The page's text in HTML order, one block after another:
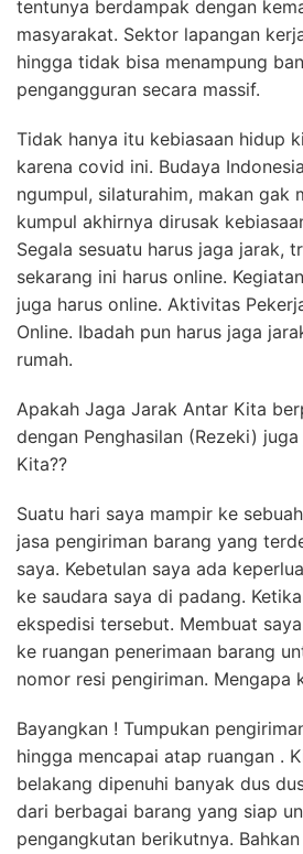
tentunya berdampak dengan
masyarakat. Sektor lapangan
hingga tidak bisa menampung
pengangguran secara massif.
Tidak hanya itu kebiasaan hidup
karena covid ini. Budaya
ngumpul, silaturahim, makan gak
kumpul akhirnya dirusak
Segala sesuatu harus jaga jarak,
sekarang ini harus online.
juga harus online. Aktivitas
Online. Ibadah pun harus jaga
rumah.
Apakah Jaga Jarak Antar Kita
dengan Penghasilan (Rezeki)
Kita??
Suatu hari saya mampir ke
jasa pengiriman barang yang
saya. Kebetulan saya ada
ke saudara saya di padang.
ekspedisi tersebut. Membuat
ke ruangan penerimaan barang
nomor resi pengiriman. Mengapa
Bayangkan ! Tumpukan
hingga mencapai atap ruangan .
belakang dipenuhi banyak dus
dari berbagai barang yang siap
pengangkutan berikutnya.